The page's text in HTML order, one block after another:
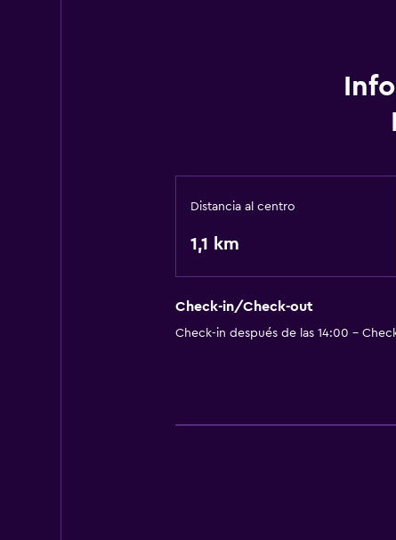
Habitaciones para fumadores
General
Distancia al centro
1,1 km
Check-in/Check-out
Check-in después de las 14:00 -